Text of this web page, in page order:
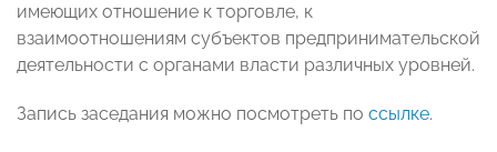
имеющих отношение к торговле, к
взаимоотношениям субъектов предпринимательской
деятельности с органами власти различных уровней.
Запись заседания можно посмотреть по ссылке.